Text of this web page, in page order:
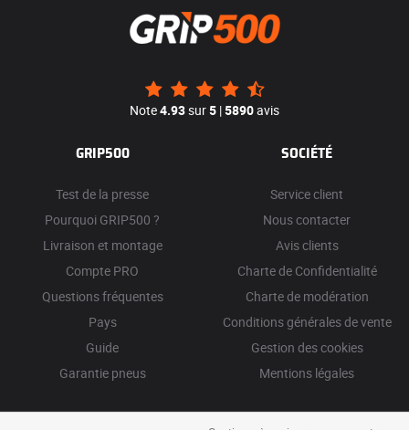
Note4.93sur5 |5890avis
GRIP500
Test de la presse
Pourquoi GRIP500 ?
Livraison et montage
Compte PRO
Questions fréquentes
Pays
Guide
Garantie pneus
SOCIÉTÉ
Service client
Nous contacter
Avis clients
Charte de Confidentialité
Charte de modération
Conditions générales de vente
Gestion des cookies
Mentions légales